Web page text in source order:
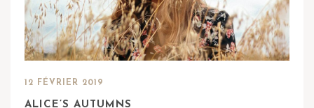
12 FÉVRIER 2019
ALICE’S AUTUMNS